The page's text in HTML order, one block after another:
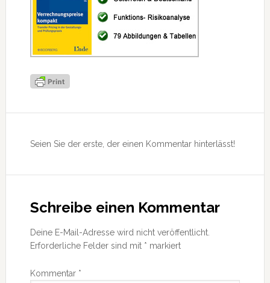
Interaktionen
Seien Sie der erste, der einen Kommentar hinterlässt!
Schreibe einen Kommentar
Deine E-Mail-Adresse wird nicht veröffentlicht.
Erforderliche Felder sind mit * markiert
Kommentar *